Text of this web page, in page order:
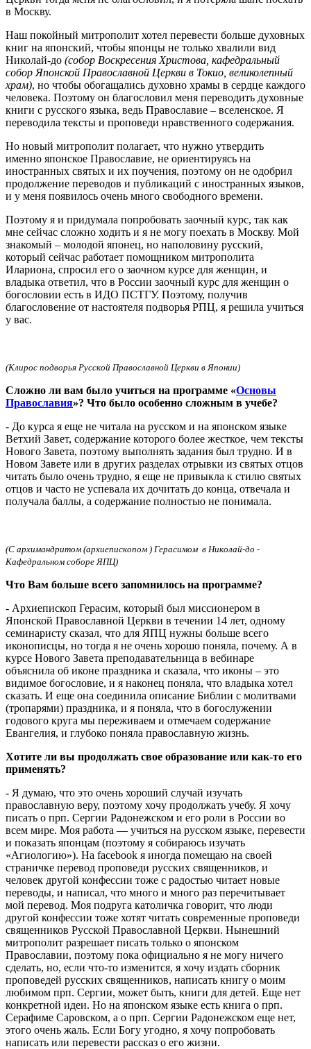
в Москву.
Наш покойный митрополит хотел перевести больше духовных
книг на японский, чтобы японцы не только хвалили вид
Николай-до (собор Воскресения Христова, кафедральный
собор Японской Православной Церкви в Токио, великолепный
храм), но чтобы обогащались духовно храмы в сердце каждого
человека. Поэтому он благословил меня переводить духовные
книги с русского языка, ведь Православие – вселенское. Я
переводила тексты и проповеди нравственного содержания.
Но новый митрополит полагает, что нужно утвердить
именно японское Православие, не ориентируясь на
иностранных святых и их поучения, поэтому он не одобрил
продолжение переводов и публикаций с иностранных языков,
и у меня появилось очень много свободного времени.
Поэтому я и придумала попробовать заочный курс, так как
мне сейчас сложно ходить и я не могу поехать в Москву. Мой
знакомый – молодой японец, но наполовину русский,
который сейчас работает помощником митрополита
Илариона, спросил его о заочном курсе для женщин, и
владыка ответил, что в России заочный курс для женщин о
богословии есть в ИДО ПСТГУ. Поэтому, получив
благословение от настоятеля подворья РПЦ, я решила учиться
у вас.
(Клирос подворья Русской Православной Церкви в Японии)
Сложно ли вам было учиться на программе «Основы
Православия»? Что было особенно сложным в учебе?
- До курса я еще не читала на русском и на японском языке
Ветхий Завет, содержание которого более жесткое, чем тексты
Нового Завета, поэтому выполнять задания был трудно. И в
Новом Завете или в других разделах отрывки из святых отцов
читать было очень трудно, я еще не привыкла к стилю святых
отцов и часто не успевала их дочитать до конца, отвечала и
получала баллы, а содержание полностью не понимала.
(С архимандритом (архиепископом ) Герасимом в Николай-до -
Кафедральном соборе ЯПЦ)
Что Вам больше всего запомнилось на программе?
- Архиепископ Герасим, который был миссионером в
Японской Православной Церкви в течении 14 лет, одному
семинаристу сказал, что для ЯПЦ нужны больше всего
иконописцы, но тогда я не очень хорошо поняла, почему. А в
курсе Нового Завета преподавательница в вебинаре
объяснила об иконе праздника и сказала, что иконы – это
видимое богословие, и я наконец поняла, что владыка хотел
сказать. И еще она соединила описание Библии с молитвами
(тропарями) праздника, и я поняла, что в богослужении
годового круга мы переживаем и отмечаем содержание
Евангелия, и глубоко поняла православную жизнь.
Хотите ли вы продолжать свое образование или как-то его
применять?
- Я думаю, что это очень хороший случай изучать
православную веру, поэтому хочу продолжать учебу. Я хочу
писать о прп. Сергии Радонежском и его роли в России во
всем мире. Моя работа — учиться на русском языке, перевести
и показать японцам (поэтому я собираюсь изучать
«Агиологию»). На facebook я иногда помещаю на своей
страничке перевод проповеди русских священников, и
человек другой конфессии тоже с радостью читает новые
переводы, и написал, что много и много раз перечитывает
мой перевод. Моя подруга католичка говорит, что люди
другой конфессии тоже хотят читать современные проповеди
священников Русской Православной Церкви. Нынешний
митрополит разрешает писать только о японском
Православии, поэтому пока официально я не могу ничего
сделать, но, если что-то изменится, я хочу издать сборник
проповедей русских священников, написать книгу о моим
любимом прп. Сергии, может быть, книги для детей. Еще нет
конкретной идеи. Но на японском языке есть книга о прп.
Серафиме Саровском, а о прп. Сергии Радонежском еще нет,
этого очень жаль. Если Богу угодно, я хочу попробовать
написать или перевести рассказ о его жизни.